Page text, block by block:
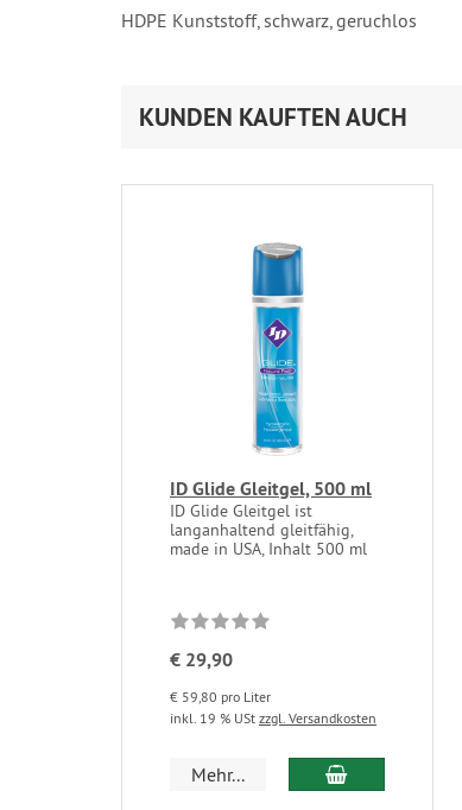
HDPE Kunststoff, schwarz, geruchlos
KUNDEN KAUFTEN AUCH
ID Glide Gleitgel, 500 ml
ID Glide Gleitgel ist
langanhaltend gleitfähig,
made in USA, Inhalt 500 ml
€ 29,90
€ 59,80 pro Liter
inkl. 19 % USt zzgl. Versandkosten
Mehr... In den